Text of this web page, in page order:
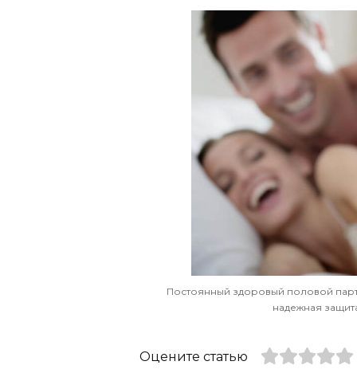
Постоянный здоровый половой
надежная
Оцените статью